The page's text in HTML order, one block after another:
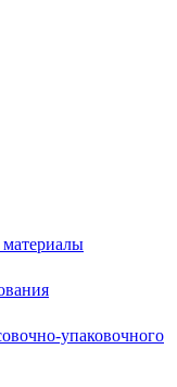
материалы
упаковочного